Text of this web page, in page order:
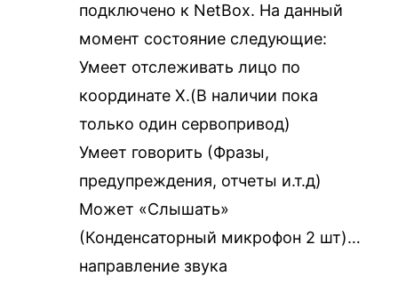
подключено к NetBox. На данный
момент состояние следующие:
Умеет отслеживать лицо по
координате X.(В наличии пока
только один сервопривод)
Умеет говорить (Фразы,
предупреждения, отчеты и.т.д)
Может «Слышать»
(Конденсаторный микрофон 2 шт)…
направление звука